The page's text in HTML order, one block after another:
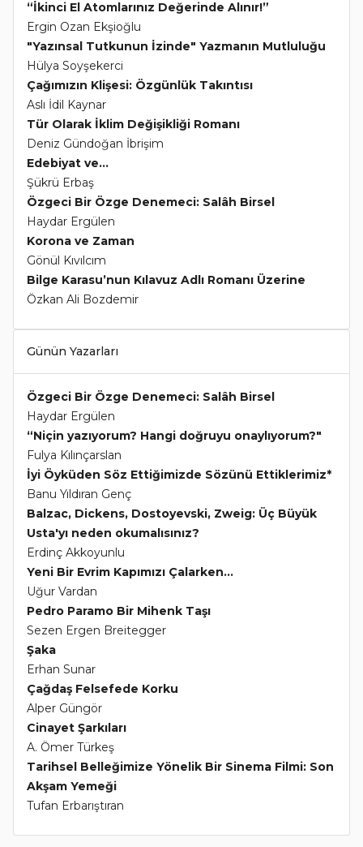
“İkinci El Atomlarınız Değerinde Alınır!”
Ergin Ozan Ekşioğlu
"Yazınsal Tutkunun İzinde" Yazmanın Mutluluğu
Hülya Soyşekerci
Çağımızın Klişesi: Özgünlük Takıntısı
Aslı İdil Kaynar
Tür Olarak İklim Değişikliği Romanı
Deniz Gündoğan İbrişim
Edebiyat ve...
Şükrü Erbaş
Özgeci Bir Özge Denemeci: Salâh Birsel
Haydar Ergülen
Korona ve Zaman
Gönül Kıvılcım
Bilge Karasu’nun Kılavuz Adlı Romanı Üzerine
Özkan Ali Bozdemir
Günün Yazarları
Özgeci Bir Özge Denemeci: Salâh Birsel
Haydar Ergülen
“Niçin yazıyorum? Hangi doğruyu onaylıyorum?"
Fulya Kılınçarslan
İyi Öyküden Söz Ettiğimizde Sözünü Ettiklerimiz*
Banu Yıldıran Genç
Balzac, Dickens, Dostoyevski, Zweig: Üç Büyük
Usta'yı neden okumalısınız?
Erdinç Akkoyunlu
Yeni Bir Evrim Kapımızı Çalarken...
Uğur Vardan
Pedro Paramo Bir Mihenk Taşı
Sezen Ergen Breitegger
Şaka
Erhan Sunar
Çağdaş Felsefede Korku
Alper Güngör
Cinayet Şarkıları
A. Ömer Türkeş
Tarihsel Belleğimize Yönelik Bir Sinema Filmi: Son
Akşam Yemeği
Tufan Erbarıştıran